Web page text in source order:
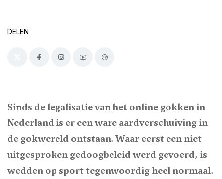
DELEN
Sinds de legalisatie van het online gokken in
Nederland is er een ware aardverschuiving in
de gokwereld ontstaan. Waar eerst een niet
uitgesproken gedoogbeleid werd gevoerd, is
wedden op sport tegenwoordig heel normaal.